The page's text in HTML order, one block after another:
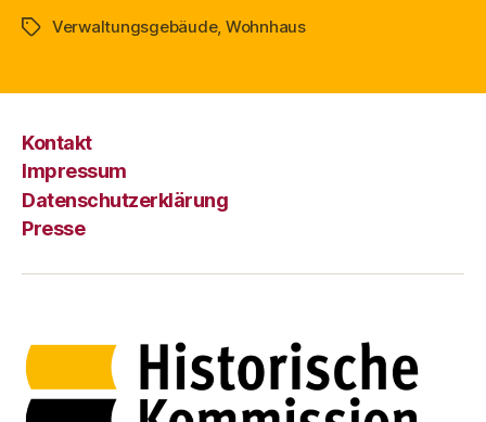
Schlagwörter
Verwaltungsgebäude, Wohnhaus
Kontakt
Impressum
Datenschutzerklärung
Presse